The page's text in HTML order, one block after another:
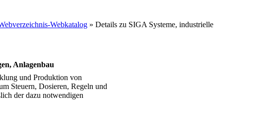
Webkatalog » Details zu SIGA Systeme, industrielle
Anlagenbau
und Produktion von
Steuern, Dosieren, Regeln und
der dazu notwendigen